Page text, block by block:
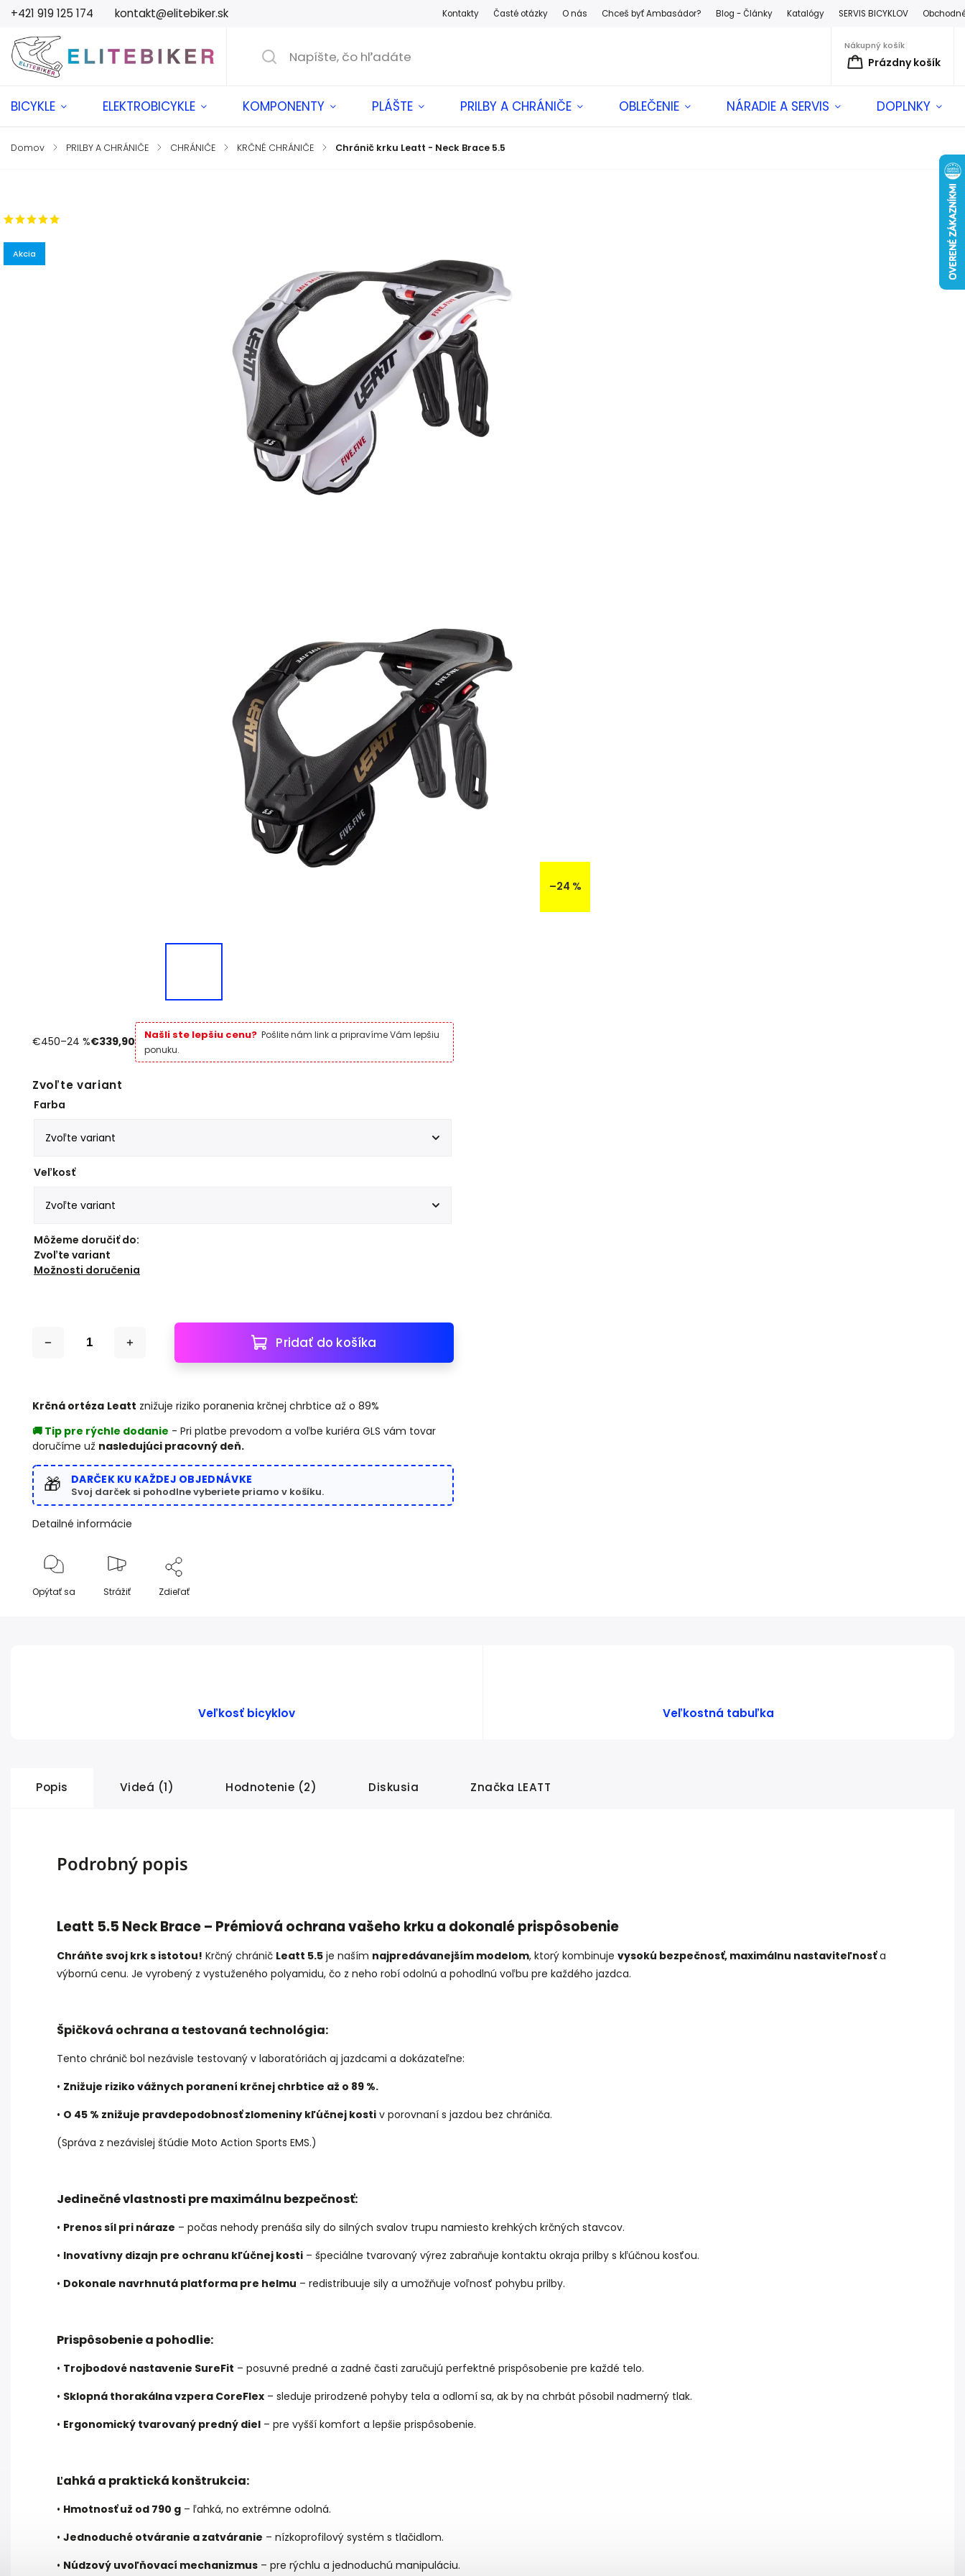
+421 919 125 174 kontakt@elitebiker.sk Kontakty Časté otázky O nás Chceš byť Ambasádor? Blog - Články Katalógy SERVIS BICYKLOV
Nákupný košík
Prázdny košík
BICYKLE ELEKTROBICYKLE KOMPONENTY PLÁŠTE PRILBY A CHRÁNIČE OBLEČENIE NÁRADIE A SERVIS DOPLNKY
Domov / PRILBY A CHRÁNIČE / CHRÁNIČE / KRČNÉ CHRÁNIČE / Chránič krku Leatt - Neck Brace 5.5
Akcia
–24 %
€450–24 %€339,90 Našli ste lepšiu cenu? Pošlite nám link a pripravíme Vám lepšiu
ponuku.
Zvoľte variant
Farba
Veľkosť
Môžeme doručiť do:
Zvoľte variant
Možnosti doručenia
Pridať do košíka
Krčná ortéza Leatt znižuje riziko poranenia krčnej chrbtice až o 89%
🚚 Tip pre rýchle dodanie - Pri platbe prevodom a voľbe kuriéra GLS vám tovar
doručíme už nasledujúci pracovný deň.
🎁 DARČEK KU KAŽDEJ OBJEDNÁVKE
Svoj darček si pohodlne vyberiete priamo v košíku.
Detailné informácie
Opýtať sa Strážiť Zdieľať
Veľkosť bicyklov Veľkostná tabuľka
Popis Videá (1) Hodnotenie (2) Diskusia Značka LEATT
Podrobný popis
Leatt 5.5 Neck Brace – Prémiová ochrana vašeho krku a dokonalé prispôsobenie
Chráňte svoj krk s istotou! Krčný chránič Leatt 5.5 je naším najpredávanejším modelom, ktorý kombinuje vysokú bezpečnosť, maximálnu nastaviteľnosťa
výbornú cenu. Je vyrobený z vystuženého polyamidu, čo z neho robí odolnú a pohodlnú voľbu pre každého jazdca.
Špičková ochrana a testovaná technológia:
Tento chránič bol nezávisle testovaný v laboratóriách aj jazdcami a dokázateľne:
• Znižuje riziko vážnych poranení krčnej chrbtice až o 89 %.
• O 45 % znižuje pravdepodobnosť zlomeniny kľúčnej kosti v porovnaní s jazdou bez chrániča.
(Správa z nezávislej štúdie Moto Action Sports EMS.)
Jedinečné vlastnosti pre maximálnu bezpečnosť:
• Prenos síl pri náraze – počas nehody prenáša sily do silných svalov trupu namiesto krehkých krčných stavcov.
• Inovatívny dizajn pre ochranu kľúčnej kosti – špeciálne tvarovaný výrez zabraňuje kontaktu okraja prilby s kľúčnou kosťou.
• Dokonale navrhnutá platforma pre helmu – redistribuuje sily a umožňuje voľnosť pohybu prilby.
Prispôsobenie a pohodlie:
• Trojbodové nastavenie SureFit – posuvné predné a zadné časti zaručujú perfektné prispôsobenie pre každé telo.
• Sklopná thorakálna vzpera CoreFlex – sleduje prirodzené pohyby tela a odlomí sa, ak by na chrbát pôsobil nadmerný tlak.
• Ergonomický tvarovaný predný diel – pre vyšší komfort a lepšie prispôsobenie.
Ľahká a praktická konštrukcia:
• Hmotnosť už od 790 g – ľahká, no extrémne odolná.
• Jednoduché otváranie a zatváranie – nízkoprofilový systém s tlačidlom.
• Núdzový uvoľňovací mechanizmus – pre rýchlu a jednoduchú manipuláciu.